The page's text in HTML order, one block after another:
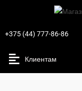
+375 (44) 777-86-86